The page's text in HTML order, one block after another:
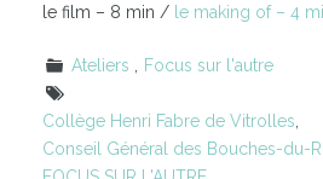
le film – 8 min / le making of – 4
Ateliers Focus sur l'autre
Collège Henri Fabre de Vitrolles
Conseil Général des Bouches-du-